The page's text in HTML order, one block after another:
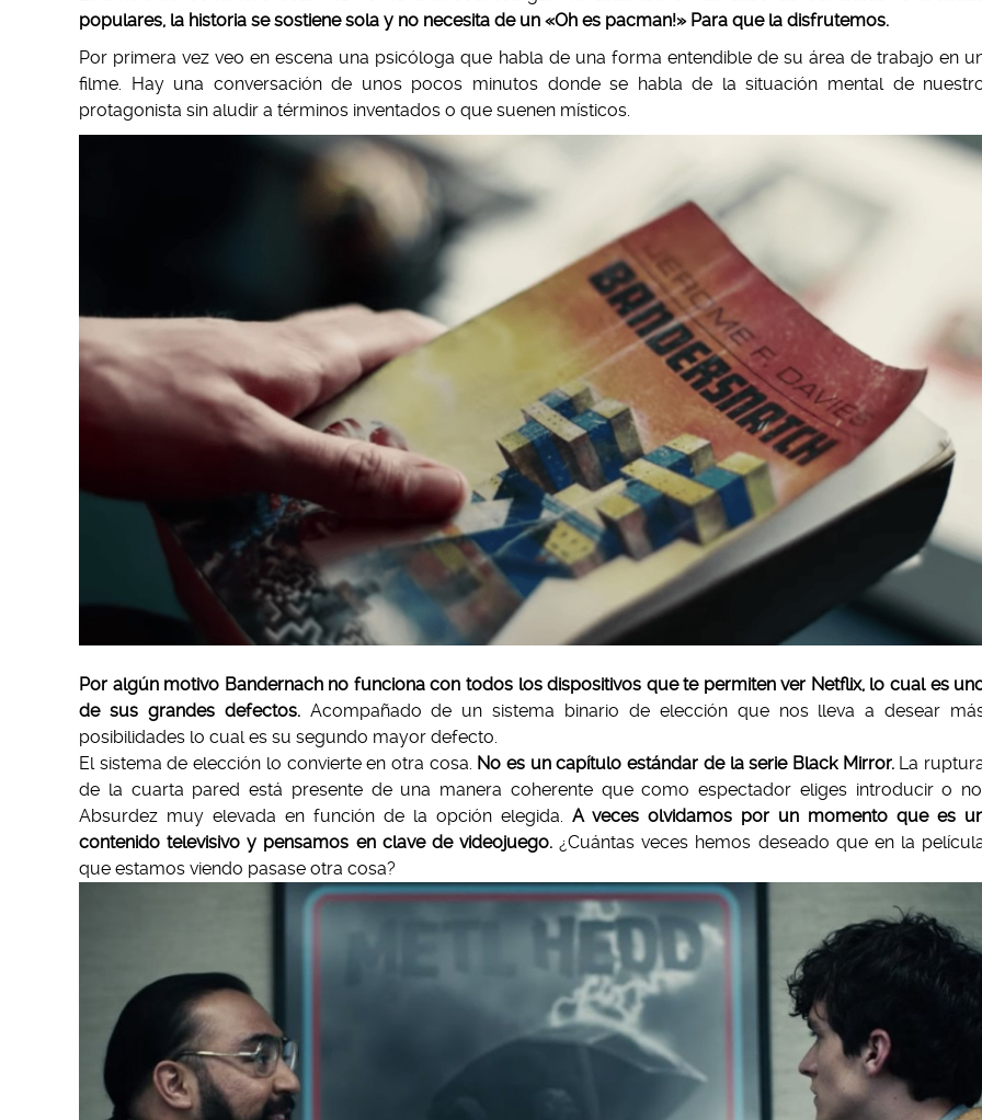
populares, la historia se sostiene sola y no necesita de un «Oh es pacman!» Para que la disfrutemos.
Por primera vez veo en escena una psicóloga que habla de una forma entendible de su área de trabajo en
filme. Hay una conversación de unos pocos minutos donde se habla de la situación mental de
protagonista sin aludir a términos inventados o que suenen místicos.
Por algún motivo Bandernach no funciona con todos los dispositivos que te permiten ver Netflix, lo cual es
de sus grandes defectos.Acompañado de un sistema binario de elección que nos lleva a desear
posibilidades lo cual es su segundo mayor defecto.
El sistema de elección lo convierte en otra cosa. No es un capítulo estándar de la serie Black Mirror. La
de la cuarta pared está presente de una manera coherente que como espectador eliges introducir o no.
Absurdez muy elevada en función de la opción elegida. A veces olvidamos por un momento que es
contenido televisivo y pensamos en clave de videojuego. ¿Cuántas veces hemos deseado que en la
que estamos viendo pasase otra cosa?